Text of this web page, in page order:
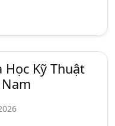
Học Kỹ Thuật